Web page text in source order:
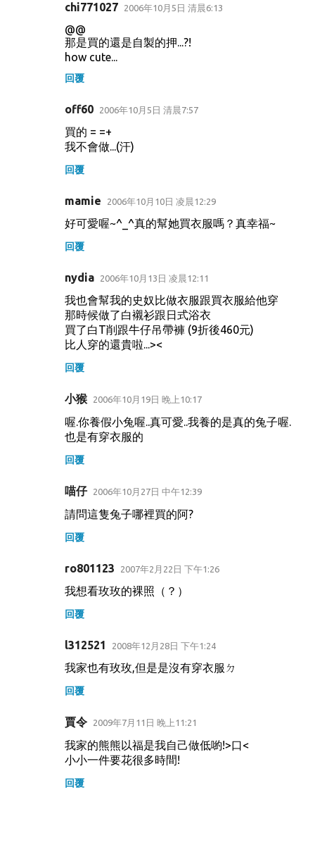
chi771027 2006年10月5日 清晨6:13
@@
那是買的還是自製的押...?!
how cute...
回覆
off60 2006年10月5日 清晨7:57
買的 = =+
我不會做...(汗)
回覆
mamie 2006年10月10日 凌晨12:29
好可愛喔~^_^真的幫她買衣服嗎？真幸福~
回覆
nydia 2006年10月13日 凌晨12:11
我也會幫我的史奴比做衣服跟買衣服給他穿
那時候做了白襯衫跟日式浴衣
買了白T削跟牛仔吊帶褲 (9折後460元)
比人穿的還貴啦...><
回覆
小猴 2006年10月19日 晚上10:17
喔.你養假小兔喔..真可愛..我養的是真的兔子喔.
也是有穿衣服的
回覆
喵仔 2006年10月27日 中午12:39
請問這隻兔子哪裡買的阿?
回覆
ro801123 2007年2月22日 下午1:26
我想看玫玫的裸照（？）
回覆
l312521 2008年12月28日 下午1:24
我家也有玫玫,但是是沒有穿衣服ㄉ
回覆
賈令 2009年7月11日 晚上11:21
我家的熊熊以福是我自己做低喲!>口<
小小一件要花很多時間!
回覆